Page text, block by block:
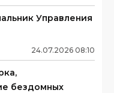
Управления
24.07.2026 08:10
бездомных